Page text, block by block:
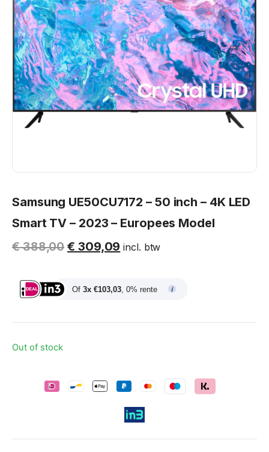
Samsung UE50CU7172 – 50 inch – 4K LED
Smart TV – 2023 – Europees Model
€388,00 € 309,09 incl. btw
Of 3x €103,03, 0% rente
Out of stock